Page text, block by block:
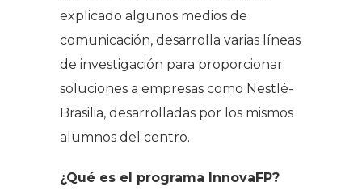
explicado algunos medios de
comunicación, desarrolla varias líneas
de investigación para proporcionar
soluciones a empresas como Nestlé-
Brasilia, desarrolladas por los mismos
alumnos del centro.
¿Qué es el programa InnovaFP?